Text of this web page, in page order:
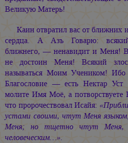
Великую Матерь!
Каин отвратил вас от ближних
сердца. А Азъ Говарю:
ближнего, — ненавидит и Меня!
не достоин Меня! Всякий
называться Моим Учеником!
Благословие — есть Нектар
молите Имя Моё, а
что пророчествовал Исайя:
устами своими, чтут Меня
Меня; но тщетно чтут Меня,
человеческим…».